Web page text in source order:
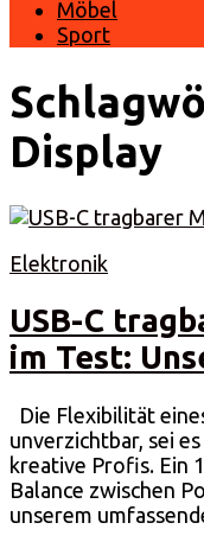
Möbel
Sport
Display
Elektronik
USB-C
im Test:
Die Flexibilität
unverzichtbar, sei
kreative Profis. Ein
Balance zwischen
unserem